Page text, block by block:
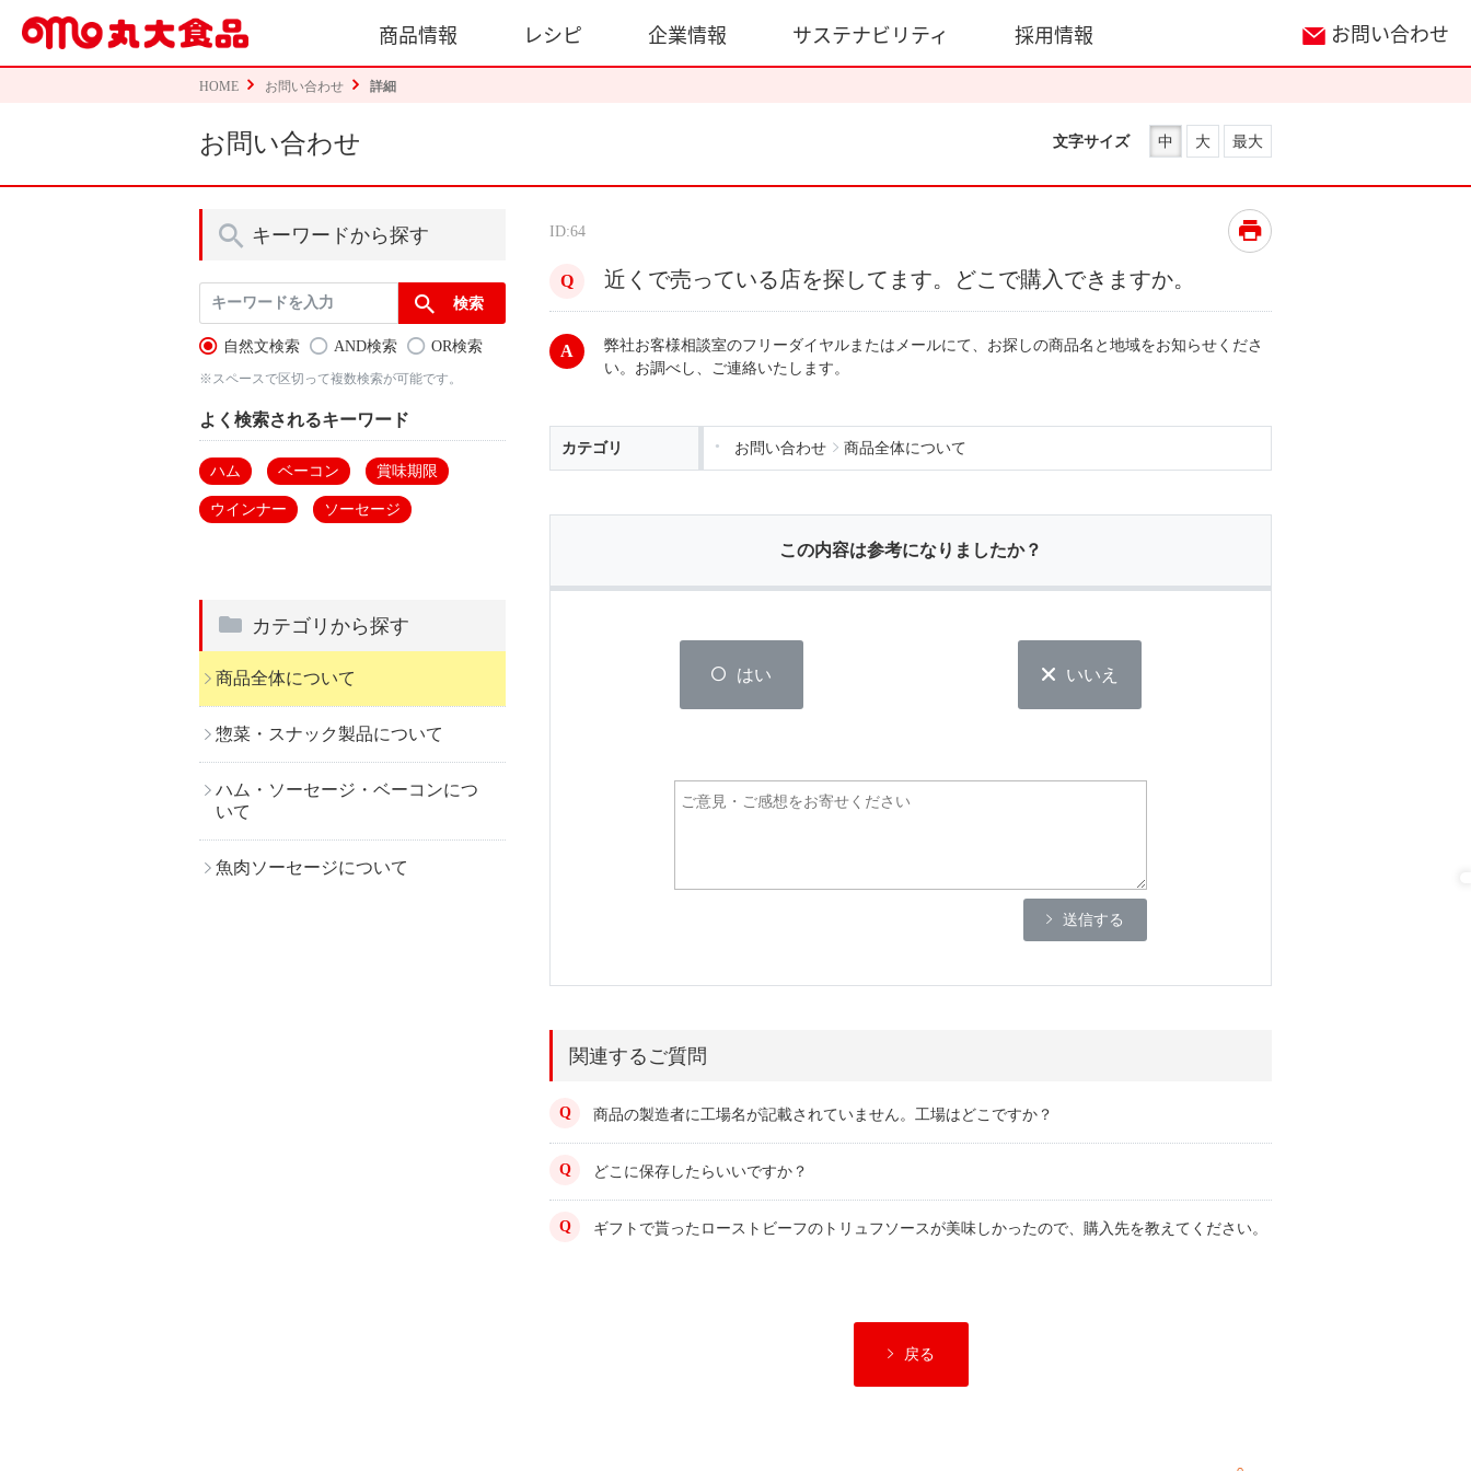
商品情報 レシピ 企業情報 サステナビリティ 採用情報 お問い合わせ
HOME お問い合わせ 詳細
文字サイズ 中 大 最大
お問い合わせ
キーワードから探す
自然文検索 AND検索 OR検索
※スペースで区切って複数検索が可能です。
よく検索されるキーワード
ハム ベーコン 賞味期限
ウインナー ソーセージ
カテゴリから探す
商品全体について
惣菜・スナック製品について
ハム・ソーセージ・ベーコンにつ
いて
魚肉ソーセージについて
ID:64
近くで売っている店を探してます。どこで購入できますか。
弊社お客様相談室のフリーダイヤルまたはメールにて、お探しの商品名と地域をお知らせくださ
い。お調べし、ご連絡いたします。
カテゴリ お問い合わせ 商品全体について
この内容は参考になりましたか？
はい いいえ
送信する
関連するご質問
商品の製造者に工場名が記載されていません。工場はどこですか？
どこに保存したらいいですか？
ギフトで貰ったローストビーフのトリュフソースが美味しかったので、購入先を教えてください。
戻る